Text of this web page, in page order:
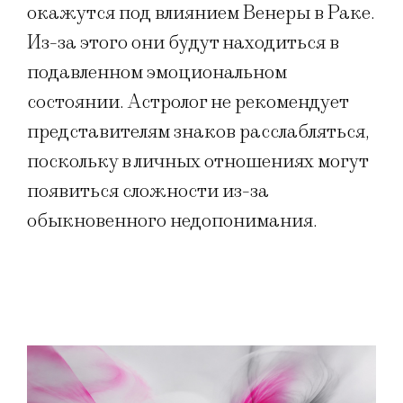
окажутся под влиянием Венеры в Раке.
Из-за этого они будут находиться в
подавленном эмоциональном
состоянии. Астролог не рекомендует
представителям знаков расслабляться,
поскольку в личных отношениях могут
появиться сложности из-за
обыкновенного недопонимания.